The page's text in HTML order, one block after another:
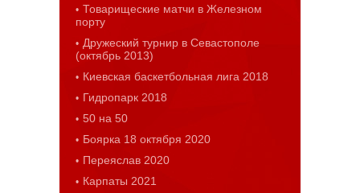
Товарищеские матчи в Железном
порту
Дружеский турнир в Севастополе
(октябрь 2013)
Киевская баскетбольная лига 2018
Гидропарк 2018
50 на 50
Боярка 18 октября 2020
Переяслав 2020
Карпаты 2021